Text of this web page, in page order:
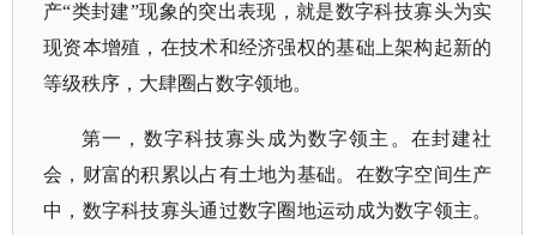
产“类封建”现象的突出表现，就是数字科技寡头为实
现资本增殖，在技术和经济强权的基础上架构起新的
等级秩序，大肆圈占数字领地。
第一，数字科技寡头成为数字领主。在封建社
会，财富的积累以占有土地为基础。在数字空间生产
中，数字科技寡头通过数字圈地运动成为数字领主。